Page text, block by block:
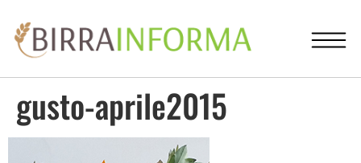
gusto-aprile2015